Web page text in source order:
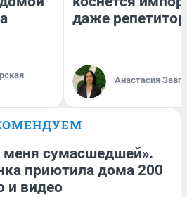
даже
Анастасия
меня сумасшедшей».
приютила дома 200
и видео